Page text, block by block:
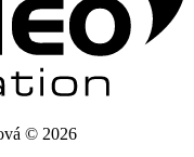
© 2026